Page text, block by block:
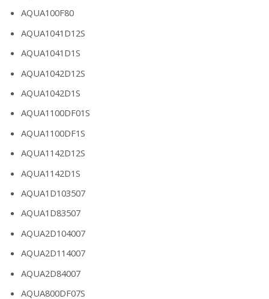
AQUA100F80
AQUA1041D12S
AQUA1041D1S
AQUA1042D12S
AQUA1042D1S
AQUA1100DF01S
AQUA1100DF1S
AQUA1142D12S
AQUA1142D1S
AQUA1D103507
AQUA1D83507
AQUA2D104007
AQUA2D114007
AQUA2D84007
AQUA800DF07S